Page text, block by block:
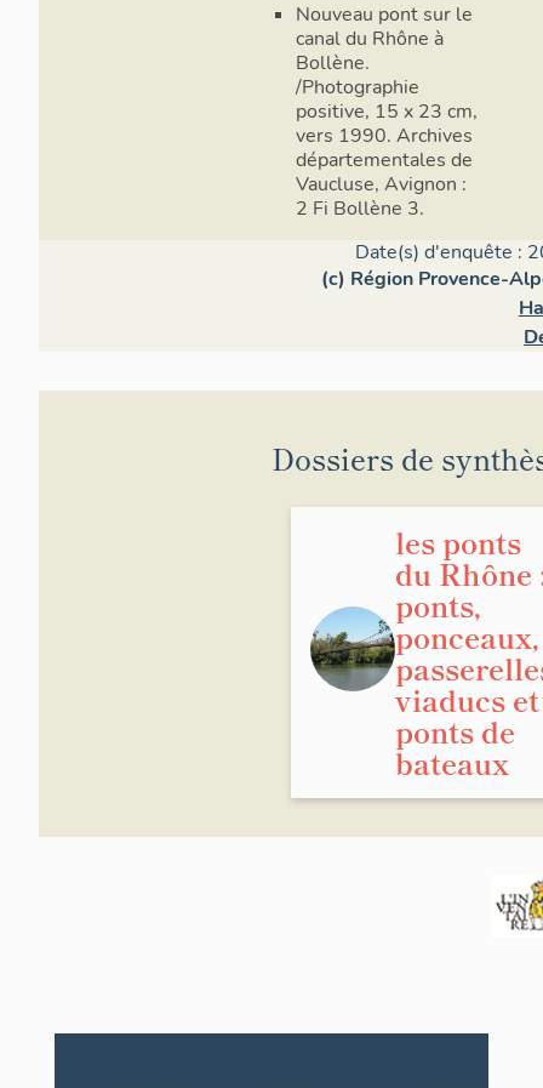
Nouveau pont sur le
canal du Rhône à
Bollène.
/Photographie
positive, 15 x 23 cm,
vers 1990. Archives
départementales de
Vaucluse, Avignon :
2 Fi Bollène 3.
Date(s) d'enquête :
(c) Région Provence-
Dossiers de
les ponts
du Rhône
ponts,
ponceaux,
viaducs et
ponts de
bateaux